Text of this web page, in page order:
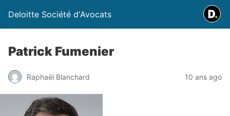
Deloitte Société d'Avocats
Patrick Fumenier
Raphaël Blanchard 10 ans ago